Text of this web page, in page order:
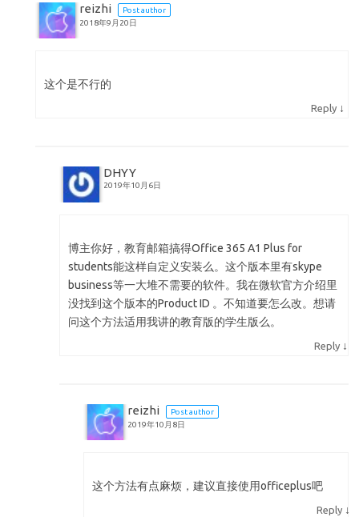
reizhi
Post author
2018年9月20日
这个是不行的
Reply ↓
DHYY
2019年10月6日
博主你好，教育邮箱搞得Office 365 A1 Plus for
students能这样自定义安装么。这个版本里有skype
business等一大堆不需要的软件。我在微软官方介绍里
没找到这个版本的Product ID 。不知道要怎么改。想请
问这个方法适用我讲的教育版的学生版么。
Reply ↓
reizhi
Post author
2019年10月8日
这个方法有点麻烦，建议直接使用officeplus吧
Reply ↓